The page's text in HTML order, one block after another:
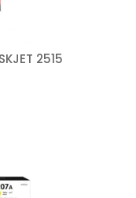
2515